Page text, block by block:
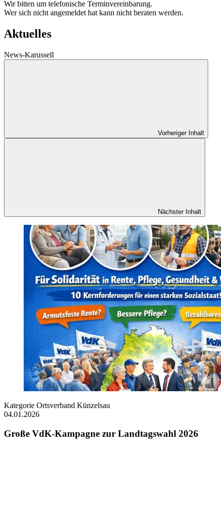
Wir bitten um telefonische Terminvereinbarung.
Wer sich nicht angemeldet hat kann nicht beraten werden.
Aktuelles
News-Karussell
Vorheriger Inhalt
Nächster Inhalt
Kategorie Ortsverband Künzelsau
04.01.2026
Große VdK-Kampagne zur Landtagswahl 2026